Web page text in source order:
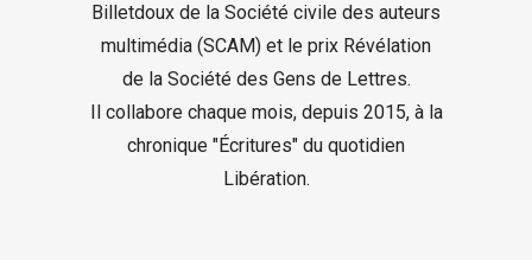
Billetdoux de la Société civile des auteurs
multimédia (SCAM) et le prix Révélation
de la Société des Gens de Lettres.
Il collabore chaque mois, depuis 2015, à la
chronique "Écritures" du quotidien
Libération.